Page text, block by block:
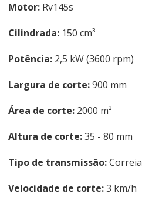
Motor:Rv145s
Cilindrada:150 cm³
Potência:2,5 kW (3600 rpm)
Largura de corte:900 mm
Área de corte: 2000 m²
Altura de corte:35 - 80 mm
Tipo de transmissão:Correia
Velocidade de corte:3 km/h